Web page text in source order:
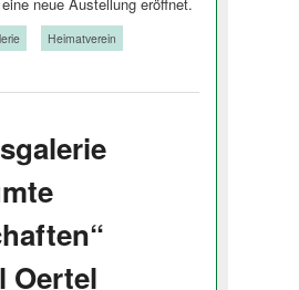
Heimatverein
Oertel